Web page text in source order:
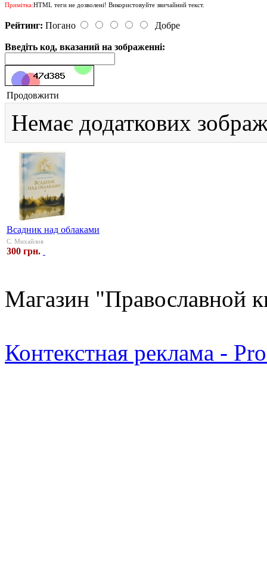
Примітка:HTML теги не дозволені! Використовуйте звичайний текст.
Рейтинг: Погано Добре
Введіть код, вказаний на зображенні:
Продовжити
Немає додаткових
Всадник над облаками
С. Михайлов
300 грн.
Магазин "Православной
Контекстная реклама -